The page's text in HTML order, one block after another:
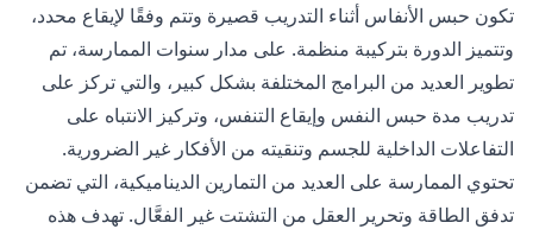
تكون حبس الأنفاس أثناء التدريب قصيرة وتتم وفقًا لإيقاع محدد،
وتتميز الدورة بتركيبة منظمة. على مدار سنوات الممارسة، تم
تطوير العديد من البرامج المختلفة بشكل كبير، والتي تركز على
تدريب مدة حبس النفس وإيقاع التنفس، وتركيز الانتباه على
التفاعلات الداخلية للجسم وتنقيته من الأفكار غير الضرورية.
تحتوي الممارسة على العديد من التمارين الديناميكية، التي تضمن
تدفق الطاقة وتحرير العقل من التشتت غير الفعَّال. تهدف هذه